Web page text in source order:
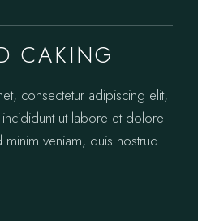
CAKING
consectetur adipiscing elit,
ut labore et dolore
veniam, quis nostrud